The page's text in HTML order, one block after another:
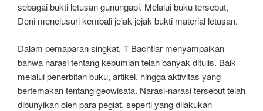
sebagai bukti letusan gunungapi. Melalui buku tersebut,
Deni menelusuri kembali jejak-jejak bukti material letusan.
Dalam pemaparan singkat, T Bachtiar menyampaikan
bahwa narasi tentang kebumian telah banyak ditulis. Baik
melalui penerbitan buku, artikel, hingga aktivitas yang
bertemakan tentang geowisata. Narasi-narasi tersebut telah
dibunyikan oleh para pegiat, seperti yang dilakukan